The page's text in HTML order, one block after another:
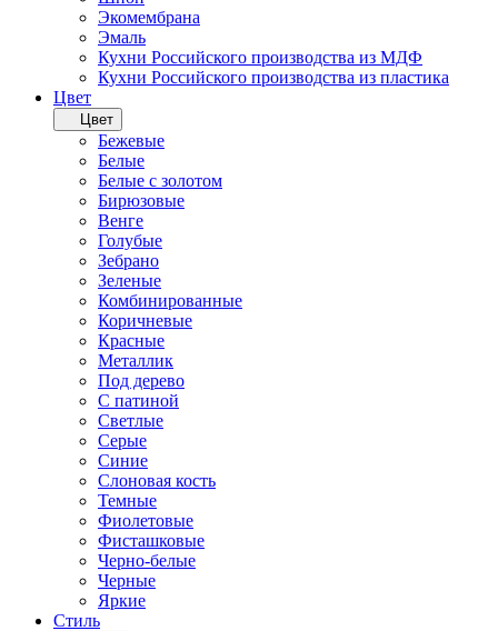
Экомембрана
Эмаль
Кухни Российского производства из МДФ
Кухни Российского производства из пластика
Цвет
Цвет
Бежевые
Белые
Белые с золотом
Бирюзовые
Венге
Голубые
Зебрано
Зеленые
Комбинированные
Коричневые
Красные
Металлик
Под дерево
С патиной
Светлые
Серые
Синие
Слоновая кость
Темные
Фиолетовые
Фисташковые
Черно-белые
Черные
Яркие
Стиль